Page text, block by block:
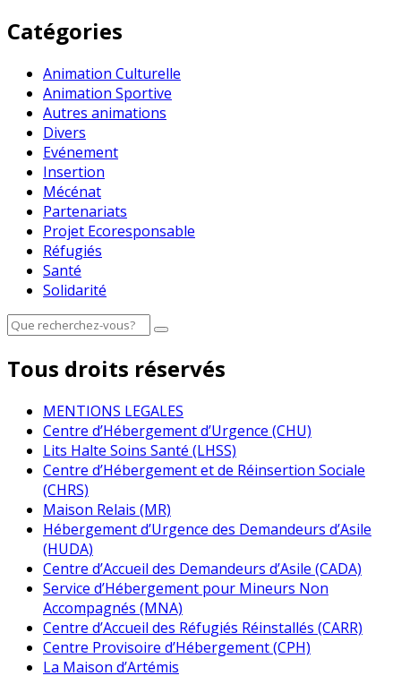
Catégories
Animation Culturelle
Animation Sportive
Autres animations
Divers
Evénement
Insertion
Mécénat
Partenariats
Projet Ecoresponsable
Réfugiés
Santé
Solidarité
Tous droits réservés
MENTIONS LEGALES
Centre d’Hébergement d’Urgence (CHU)
Lits Halte Soins Santé (LHSS)
Centre d’Hébergement et de Réinsertion Sociale
(CHRS)
Maison Relais (MR)
Hébergement d’Urgence des Demandeurs d’Asile
(HUDA)
Centre d’Accueil des Demandeurs d’Asile (CADA)
Service d’Hébergement pour Mineurs Non
Accompagnés (MNA)
Centre d’Accueil des Réfugiés Réinstallés (CARR)
Centre Provisoire d’Hébergement (CPH)
La Maison d’Artémis